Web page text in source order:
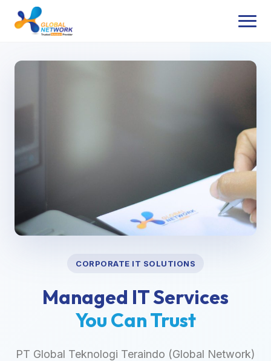
Managed IT Services
You Can Trust
PT Global Teknologi Teraindo (Global Network)
INTERNET SERVICE PROVIDER
Konektivitas Berkinerja
TinggiCIR 1:1 Simetris